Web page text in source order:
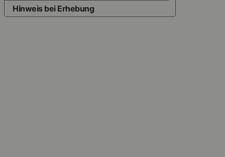
Hinweis bei Erhebung